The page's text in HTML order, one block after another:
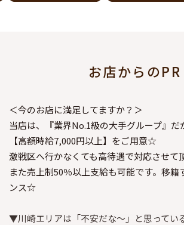
お店からのPR
＜今のお店に満足してますか？＞
当店は、『業界No.1級の大手グループ』だ
【高額時給7,000円以上】をご用意☆
激戦区へ行かなくても高待遇で対応させて
また売上制50％以上支給も可能です。移籍
ンス☆
▼川崎エリアは「不安だな～」と思ってい